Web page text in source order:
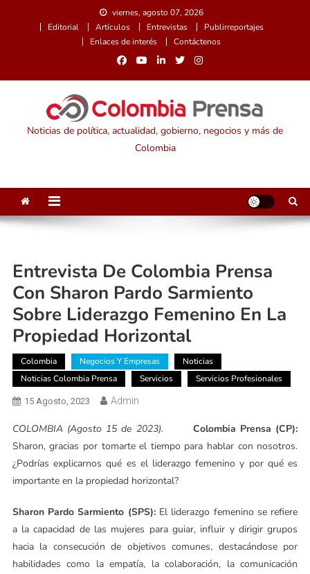
viernes, agosto 07, 2026
Editorial
Artículos Entrevistas
Publirreportajes
Enlaces de interés
Contáctenos
Noticias de política, actualidad, gobierno, negocios y más de
Colombia
Entrevista De Colombia Prensa
Con Sharon Pardo Sarmiento
Sobre Liderazgo Femenino En La
Propiedad Horizontal
Colombia Negocios Y Empresas
Noticias
Noticias Colombia Prensa
Servicios Servicios Profesionales
15 Agosto, 2023 Admin
COLOMBIA (Agosto 15 de 2023). Colombia Prensa (CP):
Sharon, gracias por tomarte el tiempo para hablar con nosotros.
¿Podrías explicarnos qué es el liderazgo femenino y por qué es
importante en la propiedad horizontal?
Sharon Pardo Sarmiento (SPS):El liderazgo femenino se refiere
a la capacidad de las mujeres para guiar, influir y dirigir grupos
hacia la consecución de objetivos comunes, destacándose por
habilidades como la empatía, la colaboración, la comunicación